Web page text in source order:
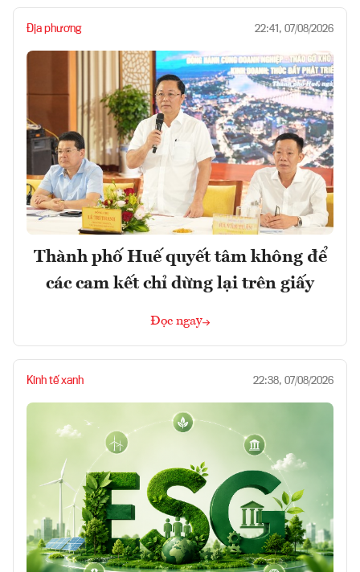
Địa phương 22:41, 07/08/2026
Thành phố Huế quyết tâm không để
các cam kết chỉ dừng lại trên giấy
Đọc ngay
Kinh tế xanh 22:38, 07/08/2026